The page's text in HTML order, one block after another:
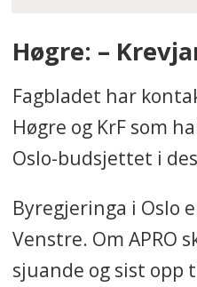
Høgre: –
Fagbladet har
Høgre og KrF som
Oslo-budsjettet i
Byregjeringa i Oslo
Venstre. Om APRO
sjuande og sist opp